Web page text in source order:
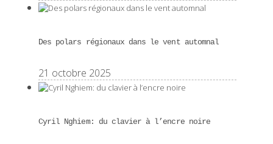
Des polars régionaux dans le vent automnal
21 octobre 2025
Cyril Nghiem: du clavier à l’encre noire